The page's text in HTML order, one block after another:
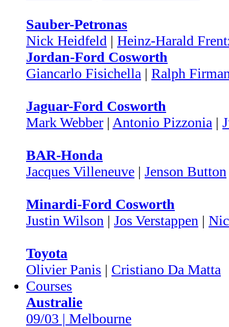
Sauber-Petronas
Nick Heidfeld | Heinz-Harald
Jordan-Ford Cosworth
Giancarlo Fisichella | Ralph
Jaguar-Ford Cosworth
Mark Webber | Antonio Pizzonia |
BAR-Honda
Jacques Villeneuve | Jenson Button
Minardi-Ford Cosworth
Justin Wilson | Jos Verstappen |
Toyota
Olivier Panis | Cristiano Da Matta
Courses
Australie
09/03 | Melbourne